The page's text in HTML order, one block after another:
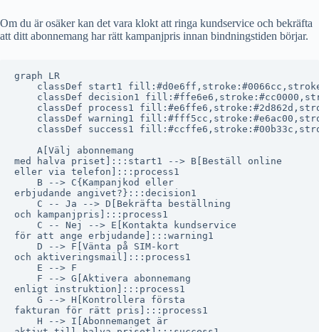
Om du är osäker kan det vara klokt att ringa kundservice och bekräfta
att ditt abonnemang har rätt kampanjpris innan bindningstiden börjar.
graph LR
classDef start1
classDef decision1
classDef process1
classDef warning1
classDef success1
    A[Välj abonnemang
med halva priset]:::start1 --> B[Beställ online
eller via telefon]:::process1
    B --> C{Kampanjkod eller
erbjudande angivet?}:::decision1
    C -- Ja --> D[Bekräfta beställning
och kampanjpris]:::process1
    C -- Nej --> E[Kontakta kundservice
för att ange erbjudande]:::warning1
    D --> F[Vänta på SIM-kort
och aktiveringsmail]:::process1
    E --> F
    F --> G[Aktivera abonnemang
enligt instruktion]:::process1
    G --> H[Kontrollera första
fakturan för rätt pris]:::process1
    H --> I[Abonnemanget är